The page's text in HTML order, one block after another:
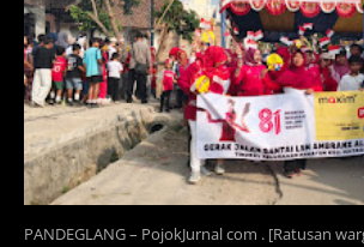
PANDEGLANG – PojokJurnal com . [Ratusan